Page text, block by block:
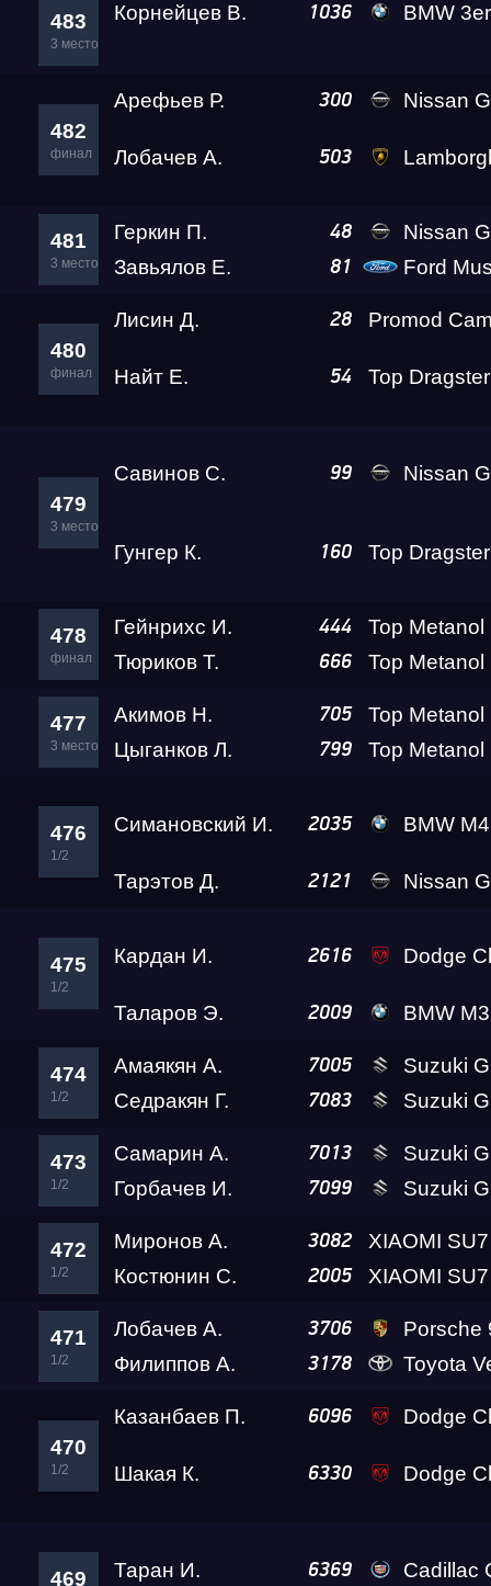
483
3 место
Корнейцев В. 1036 BMW
482
финал
Арефьев Р. 300 Nissan GT-R (R35)
Лобачев А. 503 Lamborghini Huracan
481
3 место
Геркин П. 48
Nissan GT-R
Завьялов Е.
81 Ford
480
финал
Лисин Д. 28
Найт Е. 54
479
3 место
Савинов С. 99 Nissan GT-R
Гунгер К. 160
478
финал
Гейнрихс И. 444
Тюриков Т. 666
477
3 место
Акимов Н. 705
Цыганков Л. 799
476
1/2
Симановский И. 2035 BMW M4 Crazy
Тарэтов Д. 2121 Nissan GT-R
475
1/2
Кардан И. 2616 Dodge Challenger
Таларов Э. 2009 BMW M3
474
1/2
Амаякян А. 7005
Suzuki
Седракян Г.
7083 Suzuki
473
1/2
Самарин А. 7013
Suzuki GSX-
Горбачев И.
7099 Suzuki GSX-
472
1/2
Миронов А. 3082
Костюнин С. 2005
471
1/2
Лобачев А. 3706
Porsche 911
Филиппов А.
3178 Toyota Verossa
470
1/2
Казанбаев П. 6096 Dodge
Шакая К. 6330 Dodge
469 Таран И. 6369 Cadillac